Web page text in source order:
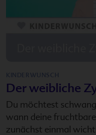
KINDERWUNSCH
Der weibliche
Du möchtest
wann deine
zunächst einmal